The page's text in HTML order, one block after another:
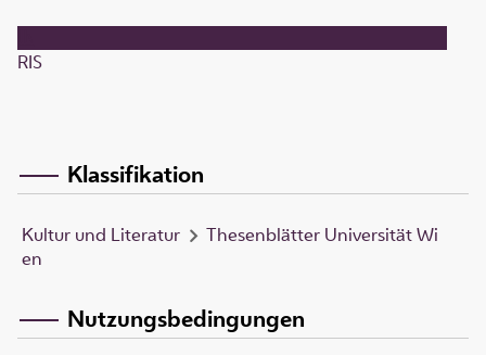
RIS
Klassifikation
Kultur und Literatur
Thesenblätter Universität Wi
en
Nutzungsbedingungen